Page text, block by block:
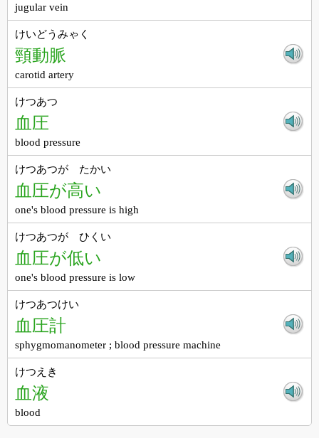
jugular vein
けいどうみゃく
頸動脈
carotid artery
けつあつ
血圧
blood pressure
けつあつが たかい
血圧が高い
one's blood pressure is high
けつあつが ひくい
血圧が低い
one's blood pressure is low
けつあつけい
血圧計
sphygmomanometer ; blood pressure machine
けつえき
血液
blood